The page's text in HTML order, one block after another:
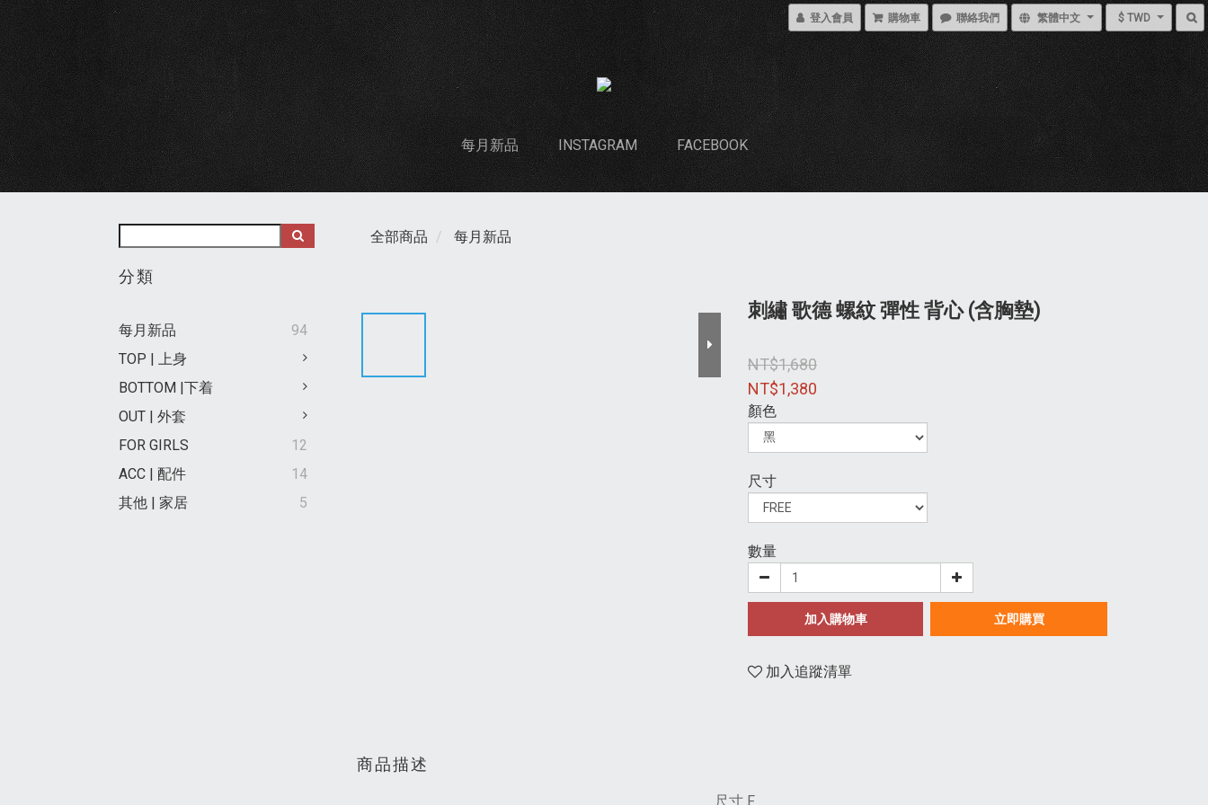
登入會員 購物車 聯絡我們 繁體中文 $ TWD
每月新品 INSTAGRAM FACEBOOK
分類
每月新品
94
TOP | 上身
BOTTOM |下着
OUT | 外套
FOR GIRLS
12
ACC | 配件
14
其他 | 家居
5
全部商品 每月新品
刺繡 歌德 螺紋 彈性 背心 (含胸墊)
NT$1,680
NT$1,380
顏色
尺寸
數量
加入購物車 立即購買
加入追蹤清單
商品描述
尺寸 F